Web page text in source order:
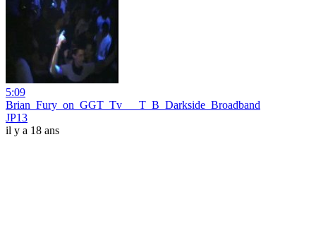
5:09
Brian_Fury_on_GGT_Tv___T_B_Darkside_Broadband
JP13
il y a 18 ans